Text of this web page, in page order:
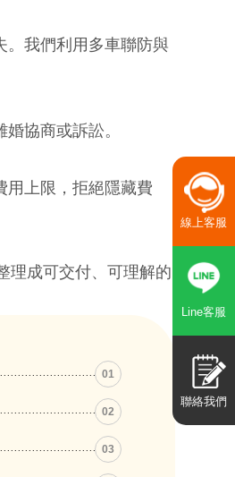
。我們利用多車聯防與
協商或訴訟。
用上限，拒絕隱藏費
理成可交付、可理解的
01
02
03
線上客服
Line客服
聯絡我們